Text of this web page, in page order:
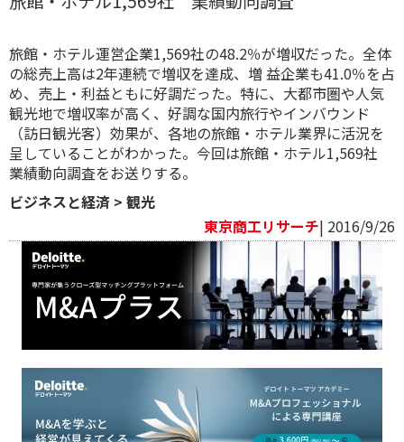
旅館・ホテル運営企業1,569社の48.2％が増収だった。全体
の総売上高は2年連続で増収を達成、増 益企業も41.0％を占
め、売上・利益ともに好調だった。特に、大都市圏や人気
観光地で増収率が高く、好調な国内旅行やインバウンド
（訪日観光客）効果が、各地の旅館・ホテル業界に活況を
呈していることがわかった。今回は旅館・ホテル1,569社
業績動向調査をお送りする。
ビジネスと経済 > 観光
東京商工リサーチ| 2016/9/26